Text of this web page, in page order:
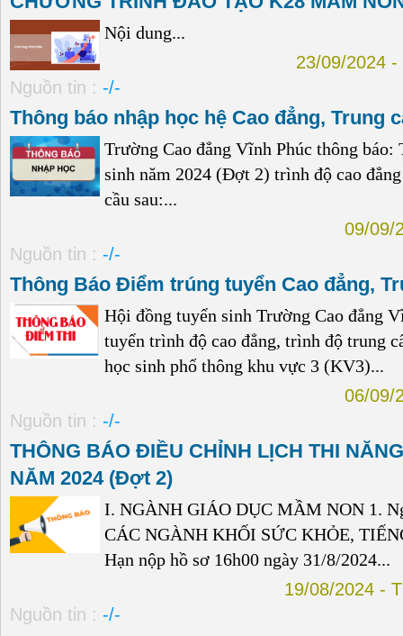
Nội dung...
23/09/2024
Nguồn tin : -/-
Thông báo nhập học hệ Cao đẳng, Trung
Trường Cao đẳng Vĩnh Phúc thông
sinh năm 2024 (Đợt 2) trình độ cao
cầu sau:...
09/09/
Nguồn tin : -/-
Thông Báo Điểm trúng tuyển Cao đẳng,
Hội đồng tuyển sinh Trường Cao đẳng
tuyển trình độ cao đẳng, trình độ trung
học sinh phổ thông khu vực 3 (KV3)...
06/09/
Nguồn tin : -/-
THÔNG BÁO ĐIỀU CHỈNH LỊCH THI
NĂM 2024 (Đợt 2)
I. NGÀNH GIÁO DỤC MẦM NON 1.
CÁC NGÀNH KHỐI SỨC KHỎE,
Hạn nộp hồ sơ 16h00 ngày 31/8/2024...
19/08/2024 -
Nguồn tin : -/-